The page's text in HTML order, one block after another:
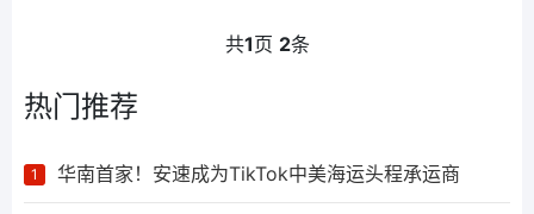
喻。为了提升物流效率、降低运营
共1页 2条
热门推荐
1 华南首家！安速成为TikTok中美海运头程承运商